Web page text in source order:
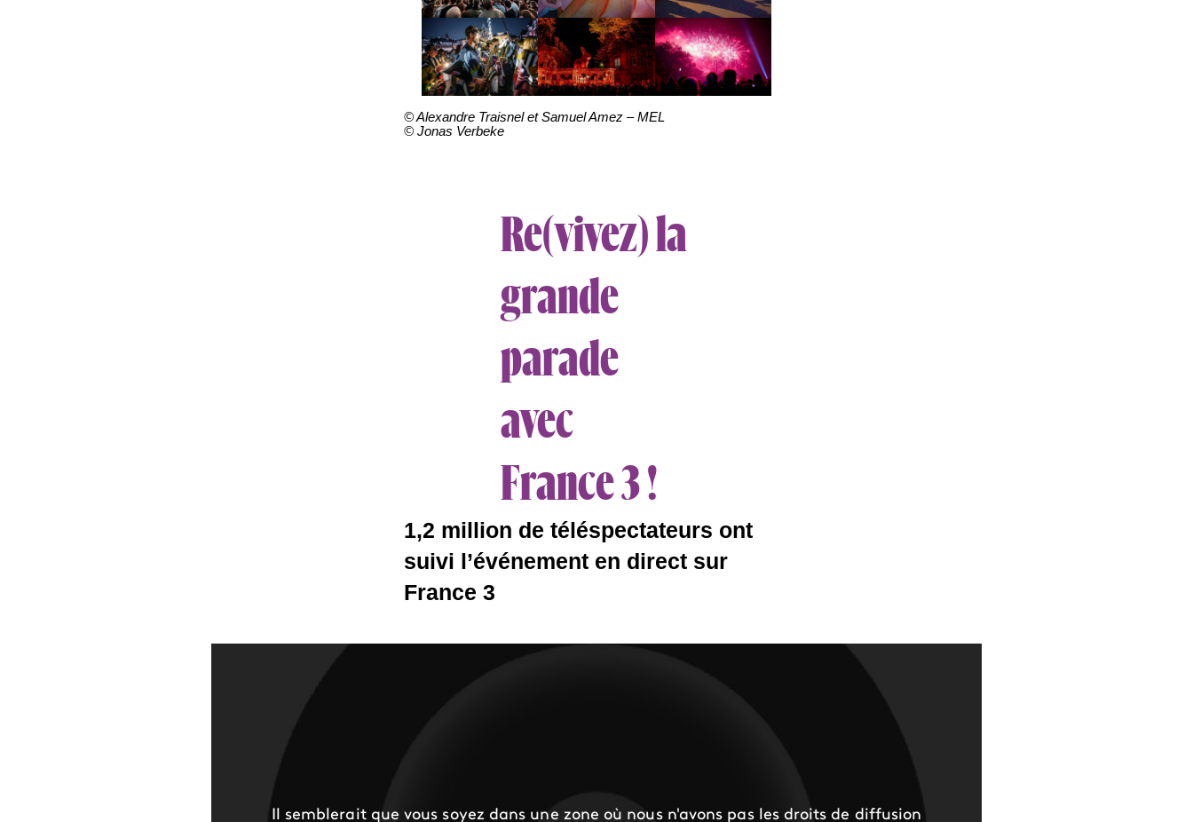
© Alexandre Traisnel et Samuel Amez – MEL
© Jonas Verbeke
Re(vivez) la
grande
parade
avec
France 3 !
1,2 million de téléspectateurs ont
suivi l’événement en direct sur
France 3